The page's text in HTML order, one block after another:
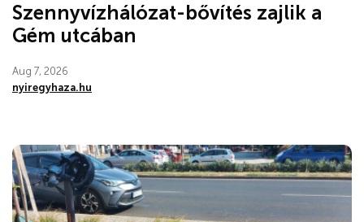
Szennyvízhálózat-bővítés zajlik a
Gém utcában
Aug 7, 2026
nyiregyhaza.hu